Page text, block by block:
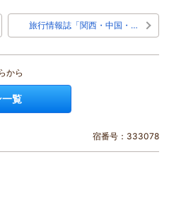
旅行情報誌「関西・中国・…
から
覧
宿番号：333078